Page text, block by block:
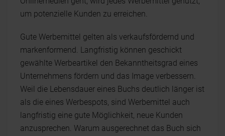
um potenzielle Kunden zu erreichen.
Gute Werbemittel gelten als verkaufsfördernd und
markenformend. Langfristig können geschickt
gewählte Werbeartikel den Bekanntheitsgrad eines
Unternehmens fördern und das Image verbessern.
Weil die Lebensdauer eines Buchs deutlich länger ist
als die eines Werbespots, sind Werbemittel auch
langfristig eine gute Möglichkeit, neue Kunden
anzusprechen. Warum ausgerechnet das Buch sich